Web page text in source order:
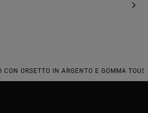
IN ARGENTO STERLING
CON ORSETTO IN ARGENTO E GOMMA